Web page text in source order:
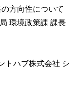
方向性について
環境政策課 課長
トハブ株式会社 シ